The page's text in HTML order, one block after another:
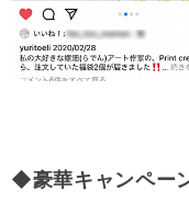
◆豪華キャンペー